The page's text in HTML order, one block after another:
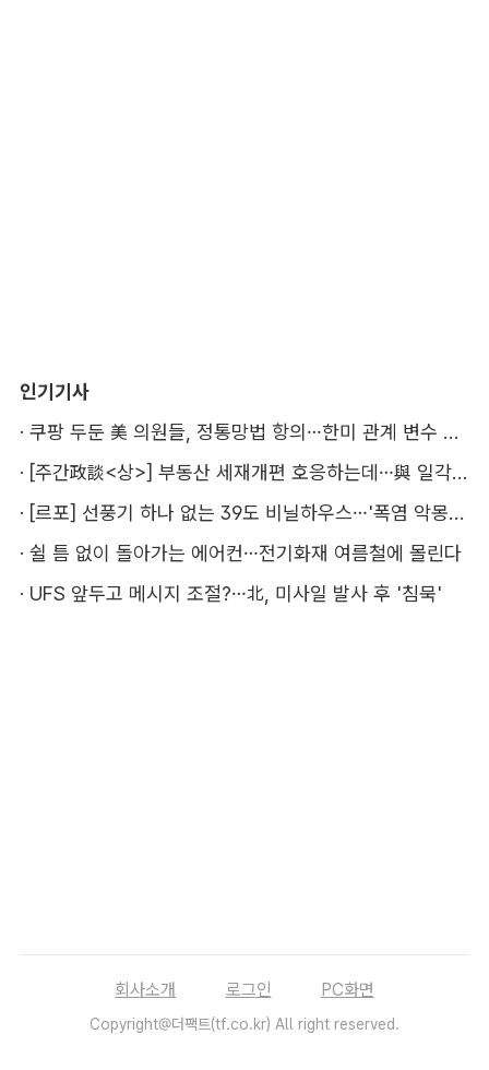
인기기사
·
쿠팡 두둔 美 의원들, 정통망법 항의…한미 관계 변수 될까
·
[주간政談<상>] 부동산 세재개편 호응하는데…與 일각의 속내
·
[르포] 선풍기 하나 없는 39도 비닐하우스…'폭염 악몽' 꾸는 이주노동자
· 쉴 틈 없이 돌아가는 에어컨…전기화재 여름철에 몰린다
· UFS 앞두고 메시지 조절?…北, 미사일 발사 후 '침묵'
회사소개 로그인 PC화면
Copyright@더팩트(tf.co.kr) All right reserved.